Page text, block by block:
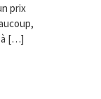
prix
à […]